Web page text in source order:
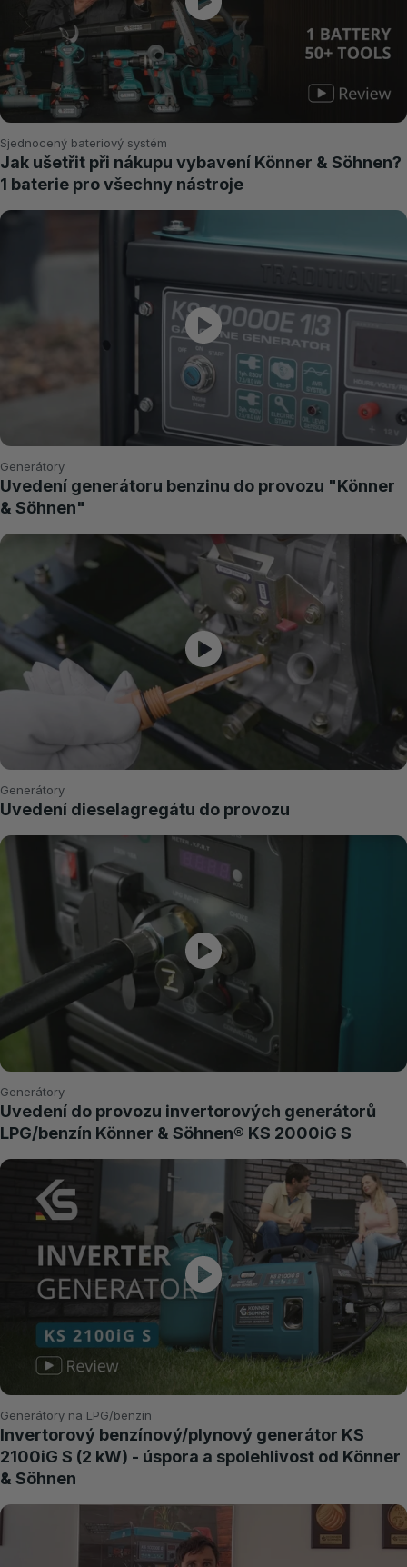
Sjednocený bateriový systém
Jak ušetřit při nákupu vybavení Könner & Söhnen?
1 baterie pro všechny nástroje
Generátory
Uvedení generátoru benzinu do provozu "Könner
& Söhnen"
Generátory
Uvedení dieselagregátu do provozu
Generátory
Uvedení do provozu invertorových generátorů
LPG/benzín Könner & Söhnen® KS 2000iG S
Generátory na LPG/benzín
Invertorový benzínový/plynový generátor KS
2100iG S (2 kW) - úspora a spolehlivost od Könner
& Söhnen